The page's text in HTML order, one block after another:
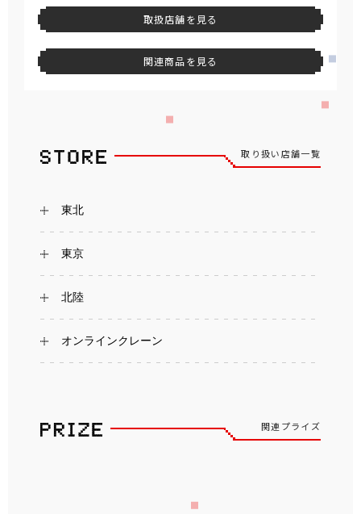
取扱店舗を見る
関連商品を見る
取り扱い店舗一覧
東北
東京
北陸
オンラインクレーン
関連プライズ